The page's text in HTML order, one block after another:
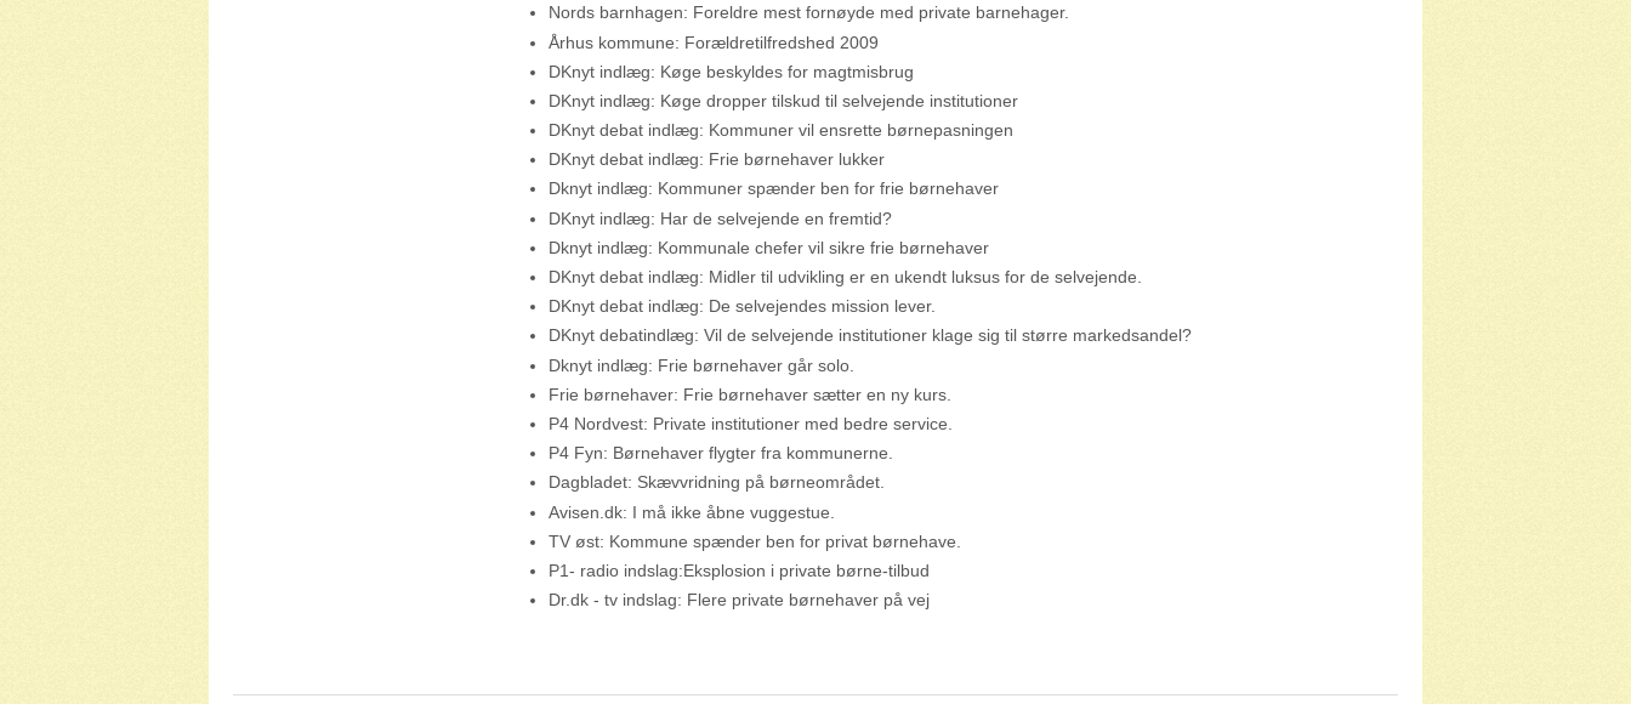
Nords barnhagen: Foreldre mest fornøyde med private barnehager.
Århus kommune: Forældretilfredshed 2009
DKnyt indlæg: Køge beskyldes for magtmisbrug
DKnyt indlæg: Køge dropper tilskud til selvejende institutioner
DKnyt debat indlæg: Kommuner vil ensrette børnepasningen
DKnyt debat indlæg: Frie børnehaver lukker
Dknyt indlæg: Kommuner spænder ben for frie børnehaver
DKnyt indlæg: Har de selvejende en fremtid?
Dknyt indlæg: Kommunale chefer vil sikre frie børnehaver
DKnyt debat indlæg: Midler til udvikling er en ukendt luksus for de selvejende.
DKnyt debat indlæg: De selvejendes mission lever.
DKnyt debatindlæg: Vil de selvejende institutioner klage sig til større markedsandel?
Dknyt indlæg: Frie børnehaver går solo.
Frie børnehaver: Frie børnehaver sætter en ny kurs.
P4 Nordvest: Private institutioner med bedre service.
P4 Fyn: Børnehaver flygter fra kommunerne.
Dagbladet: Skævvridning på børneområdet.
Avisen.dk: I må ikke åbne vuggestue.
TV øst: Kommune spænder ben for privat børnehave.
P1- radio indslag:Eksplosion i private børne-tilbud
Dr.dk - tv indslag: Flere private børnehaver på vej